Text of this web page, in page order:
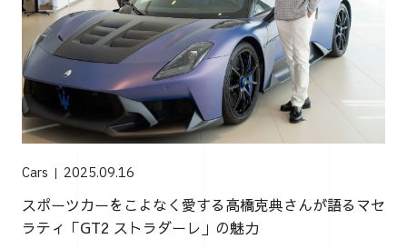
Cars 2025.09.16
スポーツカーをこよなく愛する高橋克典さんが語るマセ
ラティ「GT2 ストラダーレ」の魅力